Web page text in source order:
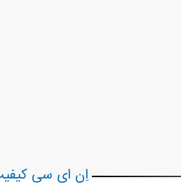
اِن ای سی